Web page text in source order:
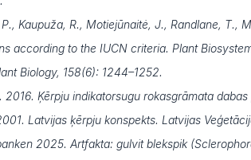
Kaupuža, R., Motiejūnaitė, J., Randlane, T.,
according to the IUCN criteria. Plant
Biology, 158(6): 1244–1252.
2016. Ķērpju indikatorsugu rokasgrāmata
Latvijas ķērpju konspekts. Latvijas
2025. Artfakta: gulvit blekspik